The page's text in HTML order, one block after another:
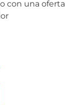
con una oferta